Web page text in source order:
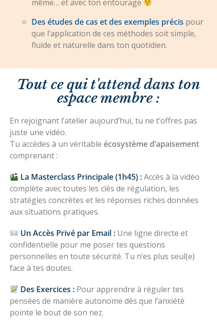
même… et avec ton entourage
Des études de cas et des exemples précis pour
que l’application de ces méthodes soit simple,
fluide et naturelle dans ton quotidien.
Tout ce qui t'attend dans ton
espace membre :
En rejoignant l’atelier aujourd’hui, tu ne t’offres pas
juste une vidéo.
Tu accèdes à un véritable écosystème d’apaisement
comprenant :
La Masterclass Principale (1h45) :Accès à la vidéo
complète avec toutes les clés de régulation, les
stratégies concrètes et les réponses riches données
aux situations pratiques.
Un Accès Privé par Email : Une ligne directe et
confidentielle pour me poser tes questions
personnelles en toute sécurité. Tu n’es plus seul(e)
face à tes doutes.
Des Exercices : Pour apprendre à réguler tes
pensées de manière autonome dès que l’anxiété
pointe le bout de son nez.